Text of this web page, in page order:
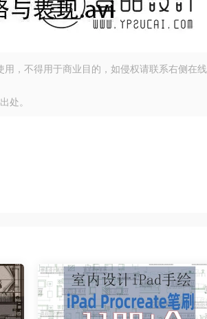
，不得用于商业目的，如侵权请联系右侧在线
处。